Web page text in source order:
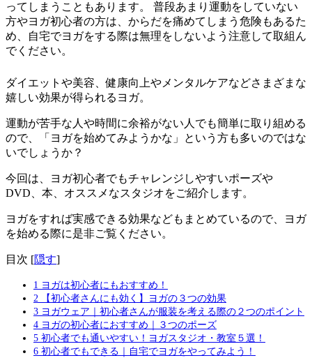
ってしまうこともあります。 普段あまり運動をしていない
方やヨガ初心者の方は、からだを痛めてしまう危険もあるた
め、自宅でヨガをする際は無理をしないよう注意して取組ん
でください。
ダイエットや美容、健康向上やメンタルケアなどさまざまな
嬉しい効果が得られるヨガ。
運動が苦手な人や時間に余裕がない人でも簡単に取り組める
ので、「ヨガを始めてみようかな」という方も多いのではな
いでしょうか？
今回は、
ヨガ初心者でもチャレンジしやすいポーズや
DVD、本、オススメなスタジオをご紹介 します。
ヨガをすれば実感できる効果などもまとめているので、
ヨガ
を始める際に是非ご覧ください。
目次 [隠す]
1 ヨガは初心者にもおすすめ！
2 【初心者さんにも効く】ヨガの３つの効果
3 ヨガウェア｜初心者さんが服装を考える際の２つのポイント
4 ヨガの初心者におすすめ｜３つのポーズ
5 初心者でも通いやすい！ヨガスタジオ・教室５選！
6 初心者でもできる｜自宅でヨガをやってみよう！